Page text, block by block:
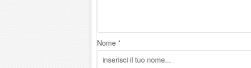
Nome *